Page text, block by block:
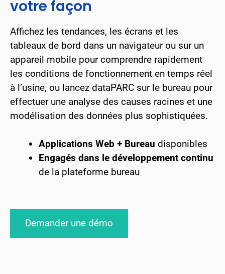
votre façon
Affichez les tendances, les écrans et les
tableaux de bord dans un navigateur ou sur un
appareil mobile pour comprendre rapidement
les conditions de fonctionnement en temps réel
à l’usine, ou lancez dataPARC sur le bureau pour
effectuer une analyse des causes racines et une
modélisation des données plus sophistiquées.
Applications Web + Bureau disponibles
Engagés dans le développement continu
de la plateforme bureau
Demander une démo